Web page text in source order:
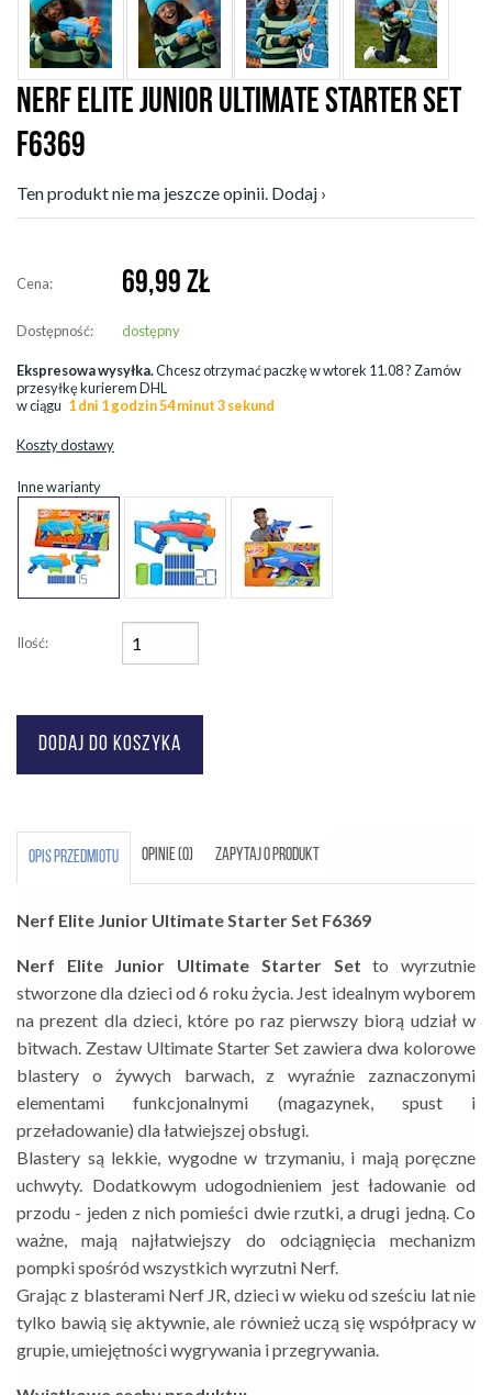
NERF ELITE JUNIOR ULTIMATE STARTER SET
F6369
Ten produkt nie ma jeszcze opinii. Dodaj ›
Cena: 69,99 ZŁ
Dostępność: dostępny
Ekspresowa wysyłka.Chcesz otrzymać paczkę wwtorek 11.08? Zamów
przesyłkę kurierem DHL
w ciągu 1 dni 1 godzin 54 minut 1 sekund
Koszty dostawy
Inne warianty
Ilość:
OPIS PRZEDMIOTU OPINIE (0) ZAPYTAJ O PRODUKT
Nerf Elite Junior Ultimate Starter Set F6369
Nerf Elite Junior Ultimate Starter Set to wyrzutnie
stworzone dla dzieci od 6 roku życia. Jest idealnym wyborem
na prezent dla dzieci, które po raz pierwszy biorą udział w
bitwach. Zestaw Ultimate Starter Set zawiera dwa kolorowe
blastery o żywych barwach, z wyraźnie zaznaczonymi
elementami funkcjonalnymi (magazynek, spust i
przeładowanie) dla łatwiejszej obsługi.
Blastery są lekkie, wygodne w trzymaniu, i mają poręczne
uchwyty. Dodatkowym udogodnieniem jest ładowanie od
przodu - jeden z nich pomieści dwie rzutki, a drugi jedną. Co
ważne, mają najłatwiejszy do odciągnięcia mechanizm
pompki spośród wszystkich wyrzutni Nerf.
Grając z blasterami Nerf JR, dzieci w wieku od sześciu lat nie
tylko bawią się aktywnie, ale również uczą się współpracy w
grupie, umiejętności wygrywania i przegrywania.